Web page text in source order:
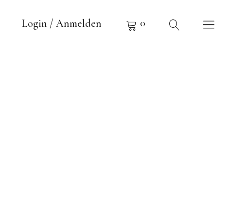
Login / Anmelden 0